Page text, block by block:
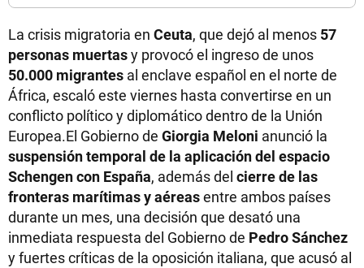
La crisis migratoria en Ceuta, que dejó al menos 57
personas muertasy provocó el ingreso de unos
50.000 migrantes al enclave español en el norte de
África, escaló este viernes hasta convertirse en un
conflicto político y diplomático dentro de la Unión
Europea.El Gobierno de Giorgia Meloni anunció la
suspensión temporal de la aplicación del espacio
Schengen con España, además del cierre de las
fronteras marítimas y aéreasentre ambos países
durante un mes, una decisión que desató una
inmediata respuesta del Gobierno de Pedro Sánchez
y fuertes críticas de la oposición italiana, que acusó al